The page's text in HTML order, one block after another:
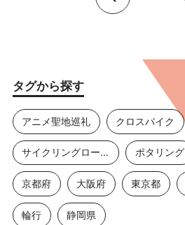
タグから探す
アニメ聖地巡礼 クロスバイク
サイクリングロード ポタリング
京都府 大阪府 東京都
輪行 静岡県